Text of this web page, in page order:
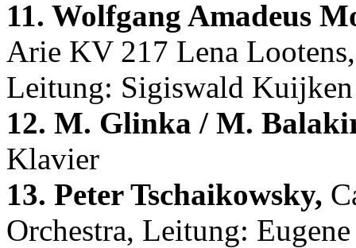
11. Wolfgang Amadeus
Arie KV 217 Lena
Leitung: Sigiswald Kuijken
12. M. Glinka / M.
Klavier
13. Peter Tschaikowsky,
Orchestra, Leitung: